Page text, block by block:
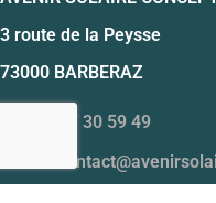
3 route de la Peysse
73000 BARBERAZ
Tél. 09 77 30 59 49
Email :